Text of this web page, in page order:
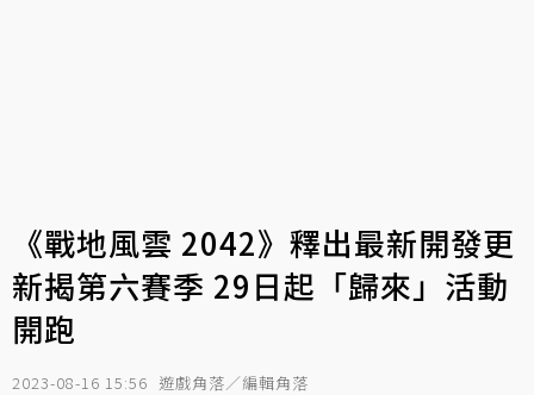
《戰地風雲 2042》釋出最新開發更
新揭第六賽季 29日起「歸來」活動
開跑
2023-08-16 15:56 遊戲角落／編輯角落